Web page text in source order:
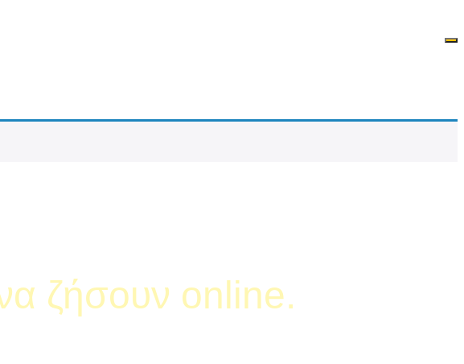
ζήσουν online.